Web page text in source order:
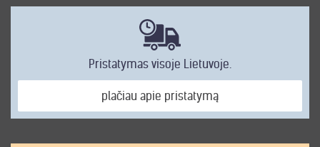
Pristatymas visoje Lietuvoje.
plačiau apie pristatymą